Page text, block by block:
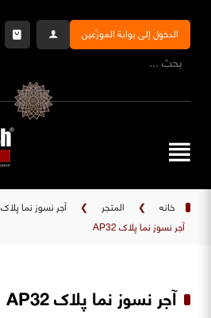
الدخول إلى بوابة الموزّعين
خانه ❯ المتجر ❯ آجر نسوز نما پلاک
آجر نسوز نما پلاک AP32
آجر نسوز نما پلاک AP32